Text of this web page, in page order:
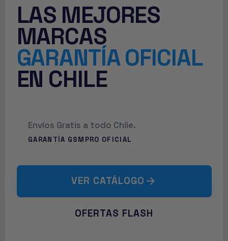
TU NUEVO SETUP
ESTÁ A UN
CLICK DE
DISTANCIA
Envíos Gratis a todo Chile.
GARANTÍA GSMPRO OFICIAL
VER CATÁLOGO arrow_forward
OFERTAS FLASH